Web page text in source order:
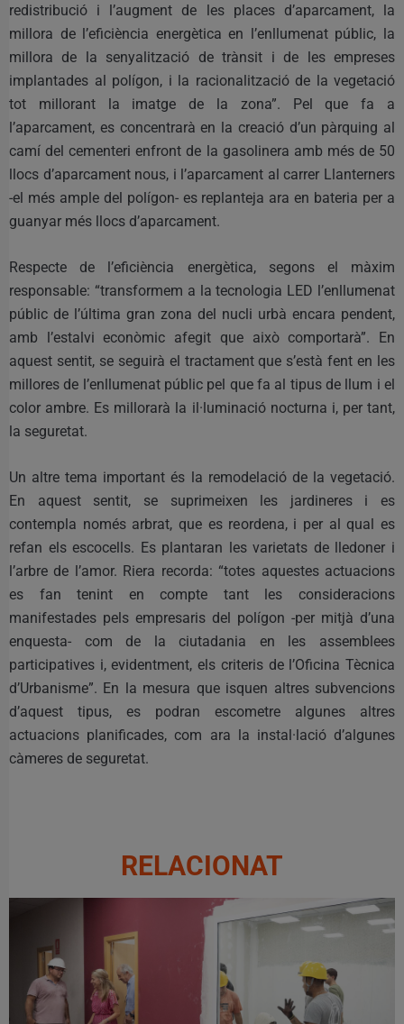
redistribució i l’augment de les places d’aparcament, la
millora de l’eficiència energètica en l’enllumenat públic, la
millora de la senyalització de trànsit i de les empreses
implantades al polígon, i la racionalització de la vegetació
tot millorant la imatge de la zona”. Pel que fa a
l’aparcament, es concentrarà en la creació d’un pàrquing al
camí del cementeri enfront de la gasolinera amb més de 50
llocs d’aparcament nous, i l’aparcament al carrer Llanterners
-el més ample del polígon- es replanteja ara en bateria per a
guanyar més llocs d’aparcament.
Respecte de l’eficiència energètica, segons el màxim
responsable: “transformem a la tecnologia LED l’enllumenat
públic de l’última gran zona del nucli urbà encara pendent,
amb l’estalvi econòmic afegit que això comportarà”. En
aquest sentit, se seguirà el tractament que s’està fent en les
millores de l’enllumenat públic pel que fa al tipus de llum i el
color ambre. Es millorarà la il·luminació nocturna i, per tant,
la seguretat.
Un altre tema important és la remodelació de la vegetació.
En aquest sentit, se suprimeixen les jardineres i es
contempla només arbrat, que es reordena, i per al qual es
refan els escocells. Es plantaran les varietats de lledoner i
l’arbre de l’amor. Riera recorda: “totes aquestes actuacions
es fan tenint en compte tant les consideracions
manifestades pels empresaris del polígon -per mitjà d’una
enquesta- com de la ciutadania en les assemblees
participatives i, evidentment, els criteris de l’Oficina Tècnica
d’Urbanisme”. En la mesura que isquen altres subvencions
d’aquest tipus, es podran escometre algunes altres
actuacions planificades, com ara la instal·lació d’algunes
càmeres de seguretat.
RELACIONAT